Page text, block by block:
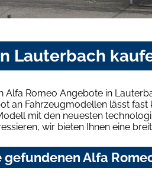
Lauterbach
Alfa Romeo Angebote in
an Fahrzeugmodellen lässt fast
mit den neuesten
wir bieten Ihnen eine
gefundenen Alfa